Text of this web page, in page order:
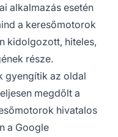
alkalmazás esetén
a keresőmotorok
kidolgozott, hiteles,
része.
gyengítik az oldal
megdőlt a
hivatalos
a Google